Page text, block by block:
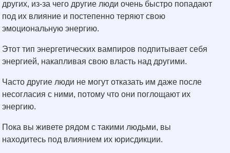
других, из-за чего другие люди очень быстро попадают
под их влияние и постепенно теряют свою
эмоциональную энергию.
Этот тип энергетических вампиров подпитывает себя
энергией, накапливая свою власть над другими.
Часто другие люди не могут отказать им даже после
несогласия с ними, потому что они поглощают их
энергию.
Пока вы живете рядом с такими людьми, вы
находитесь под влиянием их юрисдикции.